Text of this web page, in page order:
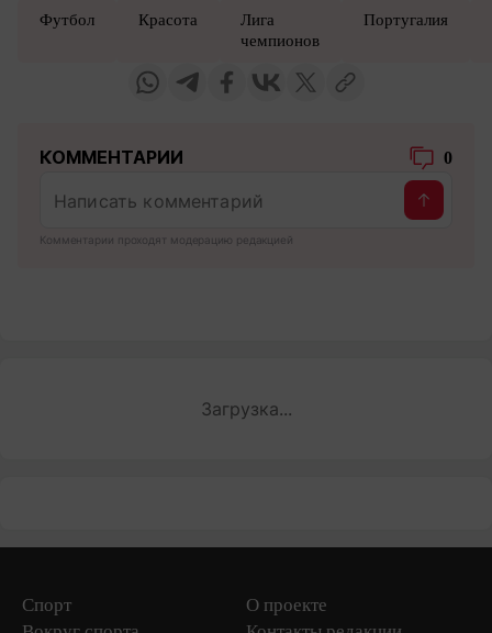
Футбол Красота
Лига
чемпионов
Португалия
КОММЕНТАРИИ 0
Комментарии проходят модерацию редакцией
Загрузка...
Спорт
О проекте